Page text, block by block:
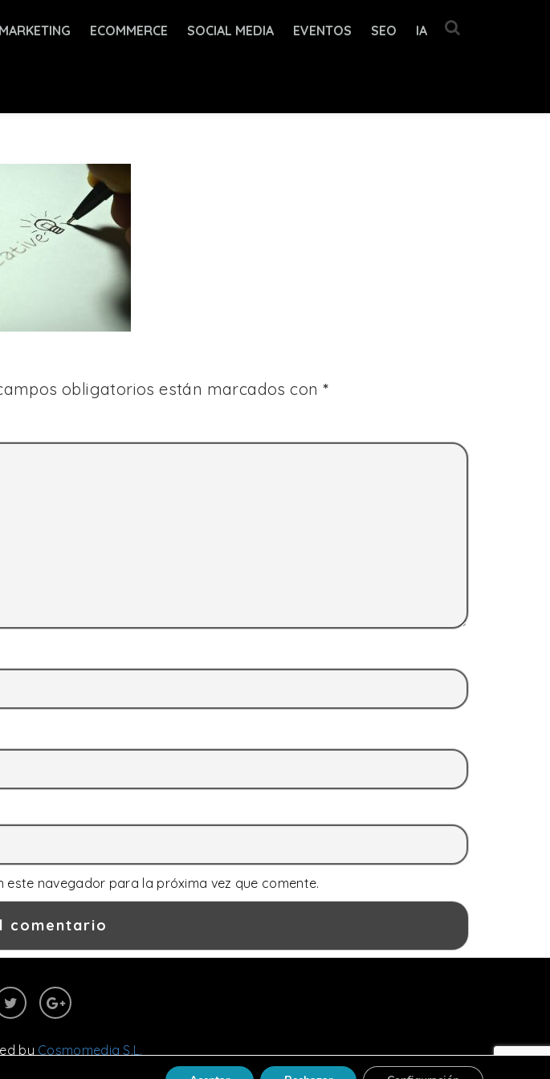
MARKETING ECOMMERCE SOCIAL MEDIA EVENTOS SEO IA
obligatorios están marcados con *
navegador para la próxima vez que comente.
by Cosmomedia S.L.
Política de privacidad